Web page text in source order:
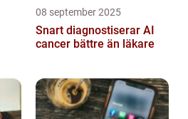
08 september 2025
Snart diagnostiserar AI
cancer bättre än läkare